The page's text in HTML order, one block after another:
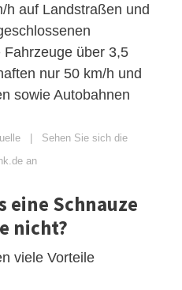
h auf Landstraßen und
über 3,5
nur 50 km/h und
sowie Autobahnen
| Sehen Sie sich die
an
eine Schnauze
nicht?
viele Vorteile